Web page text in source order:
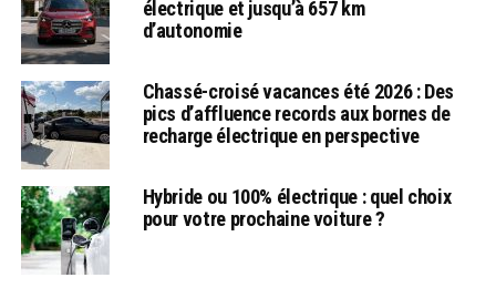
électrique et jusqu’à 657 km
d’autonomie
Chassé-croisé vacances été 2026 : Des
pics d’affluence records aux bornes de
recharge électrique en perspective
Hybride ou 100% électrique : quel choix
pour votre prochaine voiture ?